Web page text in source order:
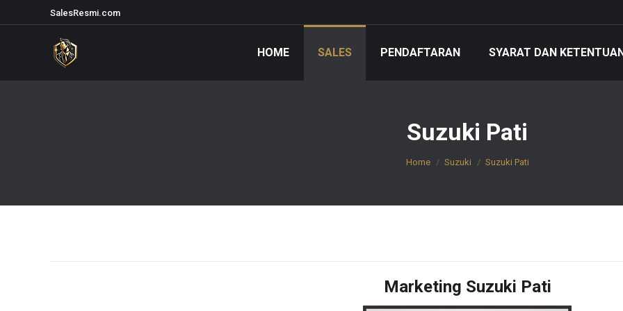
SalesResmi.com
HOME SALES PENDAFTARAN SYARAT DAN
Suzuki Pati
You are here:
Home Suzuki Suzuki Pati
Marketing Suzuki Pati